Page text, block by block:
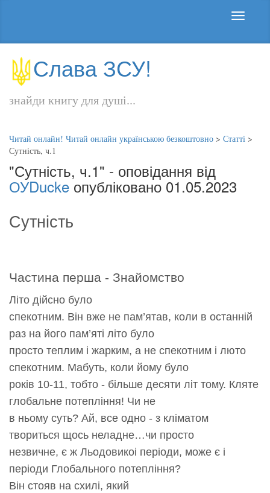
Слава ЗСУ!
знайди книгу для душі...
Читай онлайн! Читай онлайн українською безкоштовно > Статті >
Сутність, ч.1
"Сутність, ч.1" - оповідання від
ОУDuckeопубліковано 01.05.2023
Сутність
Частина перша - Знайомство
Літо дійсно було
спекотним. Він вже не пам’ятав, коли в останній
раз на його пам’яті літо було
просто теплим і жарким, а не спекотним і люто
спекотним. Мабуть, коли йому було
років 10-11, тобто - більше десяти літ тому. Кляте
глобальне потепління! Чи не
в ньому суть? Ай, все одно - з кліматом
твориться щось неладне…чи просто
незвичне, є ж Льодовикоі періоди, може є і
періоди Глобального потепління?
Він стояв на схилі, який